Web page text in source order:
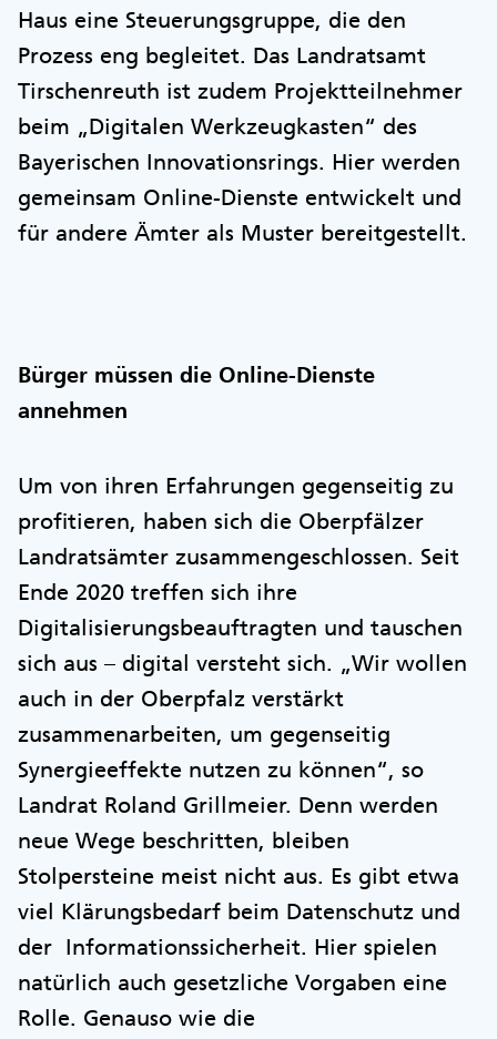
Haus eine Steuerungsgruppe, die den
Prozess eng begleitet. Das Landratsamt
Tirschenreuth ist zudem Projektteilnehmer
beim „Digitalen Werkzeugkasten“ des
Bayerischen Innovationsrings. Hier werden
gemeinsam Online-Dienste entwickelt und
für andere Ämter als Muster bereitgestellt.
Bürger müssen die Online-Dienste
annehmen
Um von ihren Erfahrungen gegenseitig zu
profitieren, haben sich die Oberpfälzer
Landratsämter zusammengeschlossen. Seit
Ende 2020 treffen sich ihre
Digitalisierungsbeauftragten und tauschen
sich aus – digital versteht sich. „Wir wollen
auch in der Oberpfalz verstärkt
zusammenarbeiten, um gegenseitig
Synergieeffekte nutzen zu können“, so
Landrat Roland Grillmeier. Denn werden
neue Wege beschritten, bleiben
Stolpersteine meist nicht aus. Es gibt etwa
viel Klärungsbedarf beim Datenschutz und
der Informationssicherheit. Hier spielen
natürlich auch gesetzliche Vorgaben eine
Rolle. Genauso wie die